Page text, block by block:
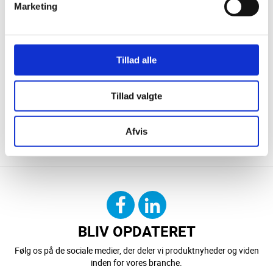
Marketing
Tillad alle
Tillad valgte
Afvis
BLIV OPDATERET
Følg os på de sociale medier, der deler vi produktnyheder og viden
inden for vores branche.